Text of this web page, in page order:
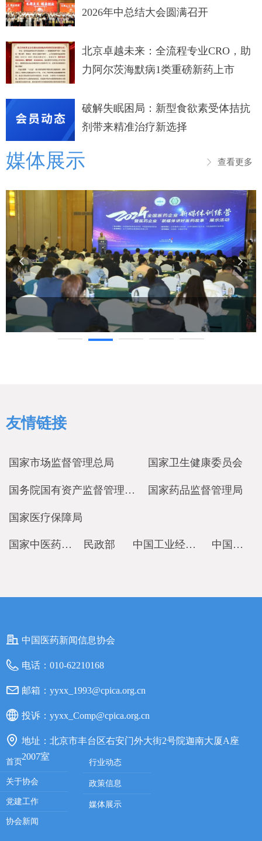
友情链接
民政部
国家市场监督管理总局 国家卫生健康委员会
中国记协网
国务院国有资产监督管理委员会 国家药品监督管理局
国家医疗保障局
国家中医药管理局 中国工业经济联合会
넳 넲
媒体展示 ꁕ 查看更多
2026年中总结大会圆满召开
北京卓越未来：全流程专业CRO，助
力阿尔茨海默病1类重磅新药上市
破解失眠困局：新型食欲素受体拮抗
剂带来精准治疗新选择
首页
关于协会
党建工作
协会新闻
行业动态
政策信息
媒体展示
中国医药新闻信息协会
电话： 010-62210168
邮箱： yyxx_1993@cpica.org.cn
投诉： yyxx_Comp@cpica.org.cn
地址： 北京市丰台区右安门外大街2号院迦南大厦A座
2007室